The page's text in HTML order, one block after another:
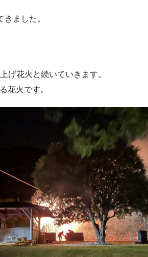
ました。
げ花火と続いていきます。
花火です。